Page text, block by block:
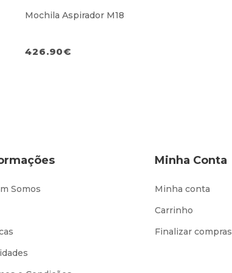
Mochila Aspirador M18
426.90€
Somos
Minha Conta
Minha conta
Carrinho
Finalizar compras